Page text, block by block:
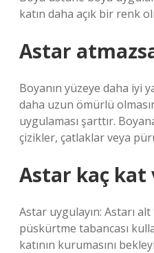
katın daha açık bir renk
Astar
Boyanın yüzeye daha iyi
daha uzun ömürlü
uygulaması şarttır.
çizikler, çatlaklar veya
Astar kaç kat
Astar uygulayın: Astarı
püskürtme tabancası
katının kurumasını